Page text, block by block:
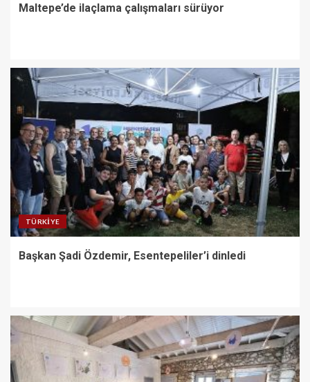
Maltepe’de ilaçlama çalışmaları sürüyor
TÜRKIYE
Başkan Şadi Özdemir, Esentepeliler’i dinledi